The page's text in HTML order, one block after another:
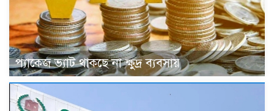
প্যাকেজ ভ্যাট থাকছে না ক্ষুদ্র ব্যবসায়